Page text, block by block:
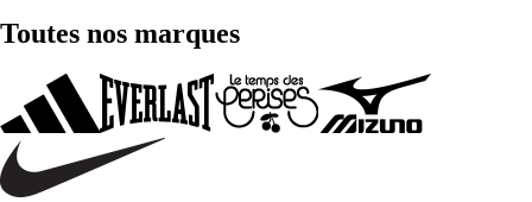
Toutes nos marques